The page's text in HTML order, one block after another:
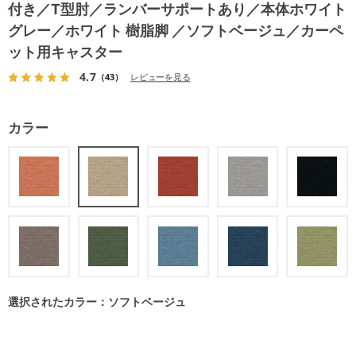
付き／T型肘／ランバーサポートあり／本体ホワイト
グレー／ホワイト 樹脂脚 ／ソフトベージュ／カーペ
ット用キャスター
4.7（43） レビューを見る
カラー
選択されたカラー：ソフトベージュ